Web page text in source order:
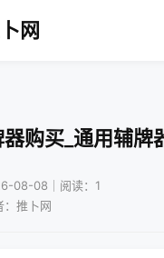
网
购买_通用辅牌
08-08｜阅读：1
：推卜网